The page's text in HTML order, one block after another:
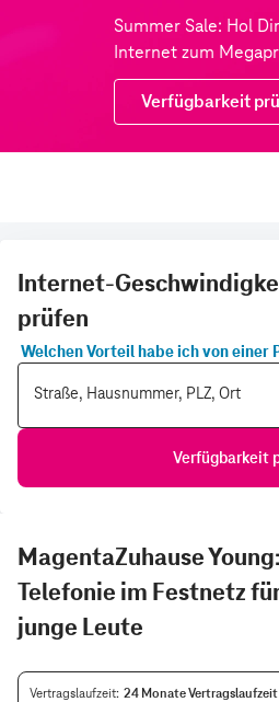
Summer Sale: Hol
Internet zum
Verfügbarkeit
Internet-
prüfen
Welchen Vorteil habe ich von einer
Straße, Hausnummer, PLZ, Ort
Verfügbarkeit
MagentaZuhause
Telefonie im Festnetz
junge Leute
Vertragslaufzeit 24 Monate Vertragslaufzeit